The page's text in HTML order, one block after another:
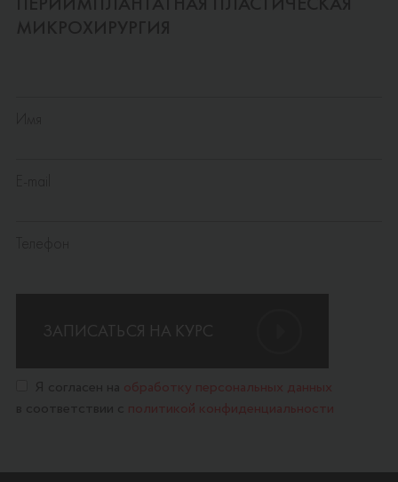
ЗАПИСАТЬСЯ НА КУРС
обработку персональных данных
политикой конфиденциальности